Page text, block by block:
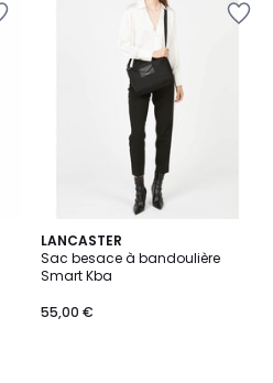
LANCASTER
Sac besace à bandoulière
Smart Kba
55,00 €
4,4
/ 5
3
Couleurs